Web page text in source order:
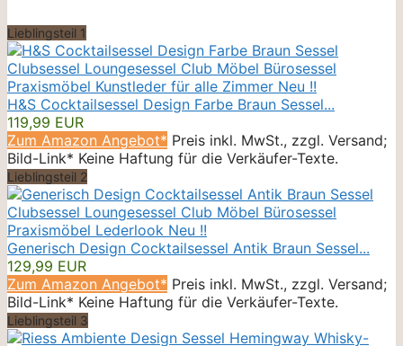
Lieblingsteil 1
H&S Cocktailsessel Design Farbe Braun Sessel...
119,99 EUR
Zum Amazon Angebot* Preis inkl. MwSt., zzgl. Versand;
Bild-Link* Keine Haftung für die Verkäufer-Texte.
Lieblingsteil 2
Generisch Design Cocktailsessel Antik Braun Sessel...
129,99 EUR
Zum Amazon Angebot* Preis inkl. MwSt., zzgl. Versand;
Bild-Link* Keine Haftung für die Verkäufer-Texte.
Lieblingsteil 3